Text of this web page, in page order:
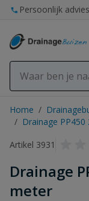
Ga naar de inhoud
Persoonlijk
Home /
/ Drainage
Artikel 3931
Drainage
meter